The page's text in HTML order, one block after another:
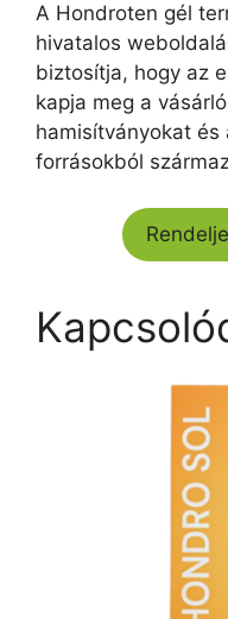
A Hondroten gél
hivatalos
biztosítja, hogy az
kapja meg a
hamisítványokat
forrásokból